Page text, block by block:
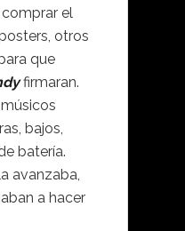
el
otros
que
firmaran.
bajos,
batería.
avanzaba,
a hacer